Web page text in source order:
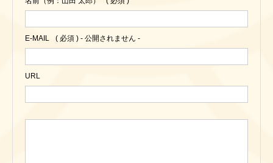
E-MAIL ( 必須 ) - 公開されません -
URL